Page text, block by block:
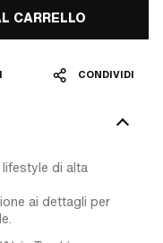
CARRELLO
CONDIVIDI
di alta
ai dettagli per